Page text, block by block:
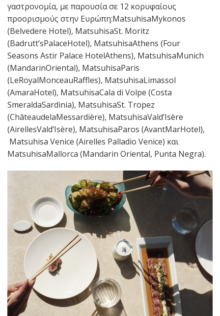
γαστρονομία, με παρουσία σε 12 κορυφαίους
προορισμούς στην Ευρώπη:MatsuhisaMykonos
(Belvedere Hotel), MatsuhisaSt. Moritz
(Badrutt’sPalaceHotel), MatsuhisaAthens (Four
Seasons Astir Palace HotelAthens), MatsuhisaMunich
(MandarinOriental), MatsuhisaParis
(LeRoyalMonceauRaffles), MatsuhisaLimassol
(AmaraHotel), MatsuhisaCala di Volpe (Costa
SmeraldaSardinia), MatsuhisaSt. Tropez
(ChâteaudelaMessardière), MatsuhisaVald’Isère
(AirellesVald’Isère), MatsuhisaParos (AvantMarHotel),
Matsuhisa Venice (Airelles Palladio Venice) και
MatsuhisaMallorca (Mandarin Oriental, Punta Negra).